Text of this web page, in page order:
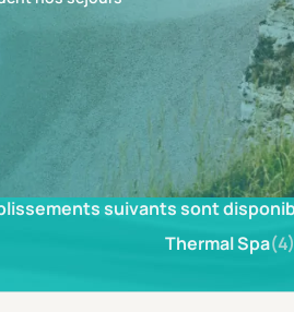
suivants sont
Thermal Spa(4)